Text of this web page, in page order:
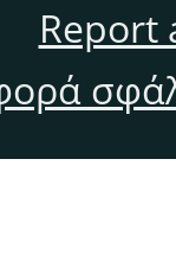
Report